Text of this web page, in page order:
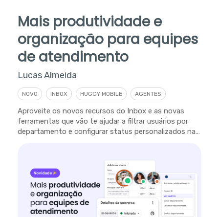
Mais produtividade e
organização para equipes
de atendimento
Lucas Almeida
NOVO INBOX HUGGY MOBILE AGENTES
Aproveite os novos recursos do Inbox e as novas
ferramentas que vão te ajudar a filtrar usuários por
departamento e configurar status personalizados na